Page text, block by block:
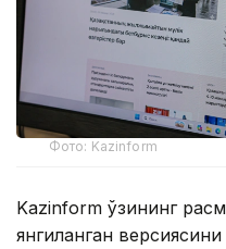
Фото: Kazinform
Kazinform ўзининг
янгиланган